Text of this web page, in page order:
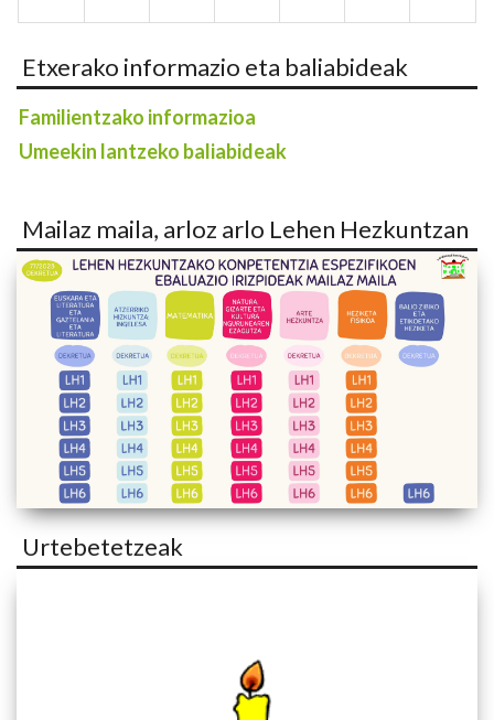
Etxerako informazio eta baliabideak
Familientzako informazioa
Umeekin lantzeko baliabideak
Mailaz maila, arloz arlo Lehen Hezkuntzan
Urtebetetzeak